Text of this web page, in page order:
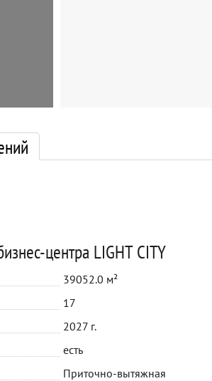
центра LIGHT CITY
39052.0 м²
17
2027 г.
есть
Приточно-вытяжная